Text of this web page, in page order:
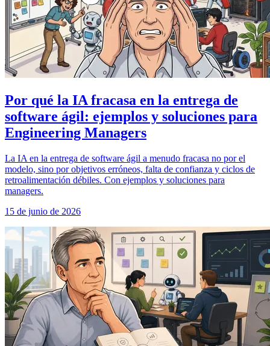
Por qué la IA fracasa en la entrega de
software ágil: ejemplos y soluciones para
Engineering Managers
La IA en la entrega de software ágil a menudo fracasa no por el
modelo, sino por objetivos erróneos, falta de confianza y ciclos de
retroalimentación débiles. Con ejemplos y soluciones para
managers.
15 de junio de 2026